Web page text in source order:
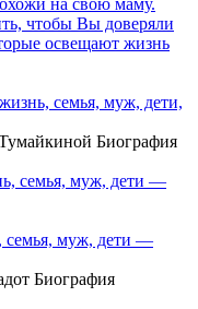
семья, муж, дети,
Тумайкиной Биография
семья, муж, дети —
Биография